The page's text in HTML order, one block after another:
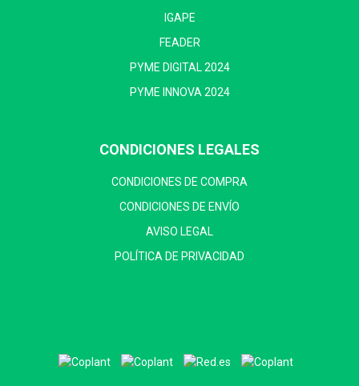
IGAPE
FEADER
PYME DIGITAL 2024
PYME INNOVA 2024
CONDICIONES LEGALES
CONDICIONES DE COMPRA
CONDICIONES DE ENVÍO
AVISO LEGAL
POLÍTICA DE PRIVACIDAD